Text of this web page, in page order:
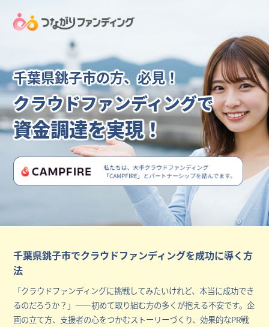
千葉県銚子市の方、必見！
クラウドファンディングで
資金調達を実現！
千葉県銚子市でクラウドファンディングを成功に導く方
法
「クラウドファンディングに挑戦してみたいけれど、本当に成功でき
るのだろうか？」――初めて取り組む方の多くが抱える不安です。企
画の立て方、支援者の心をつかむストーリーづくり、効果的なPR戦